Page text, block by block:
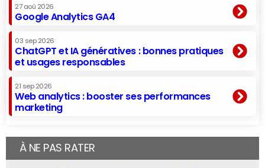
27 aoû 2026
Google Analytics GA4
03 sep 2026
ChatGPT et IA génératives : bonnes pratiques
et usages responsables
21 sep 2026
Web analytics : booster ses performances
marketing
À NE PAS RATER